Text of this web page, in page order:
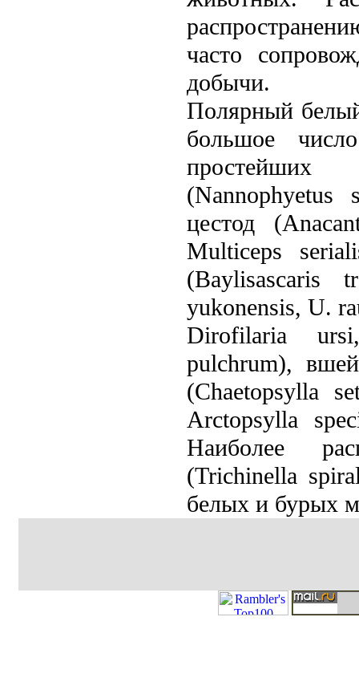
часто
добычи.
Полярный
большое
простейших
(Nannophyetus
цестод
Multiceps
(Baylisascaris
yukonensis, U.
Dirofilaria
pulchrum),
(Chaetopsylla
Arctopsylla
Наиболее
(Trichinella
белых и бурых